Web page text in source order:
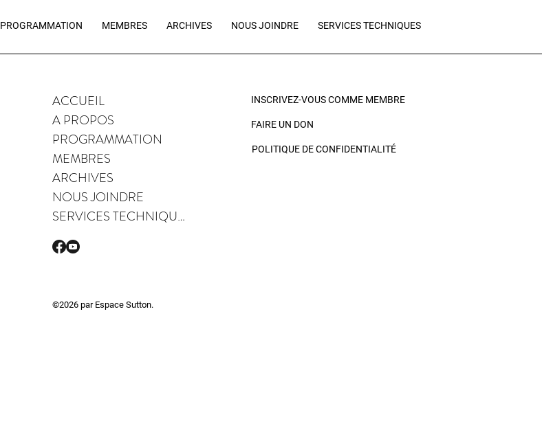
PROGRAMMATION MEMBRES ARCHIVES NOUS JOINDRE SERVICES TECHNIQUES
ACCUEIL
A PROPOS
PROGRAMMATION
MEMBRES
ARCHIVES
NOUS JOINDRE
SERVICES TECHNIQUES
INSCRIVEZ-VOUS COMME MEMBRE
FAIRE UN DON
POLITIQUE DE CONFIDENTIALITÉ
©2026 par Espace Sutton.